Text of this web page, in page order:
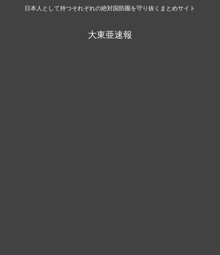
日本人として持つそれぞれの絶対国防圏を守り抜くまとめサイト
大東亜速報